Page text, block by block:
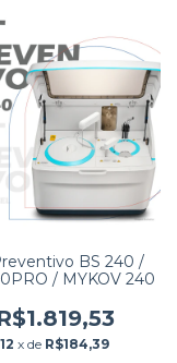
BS 240 /
/ MYKOV 240
12 x de R$184,39